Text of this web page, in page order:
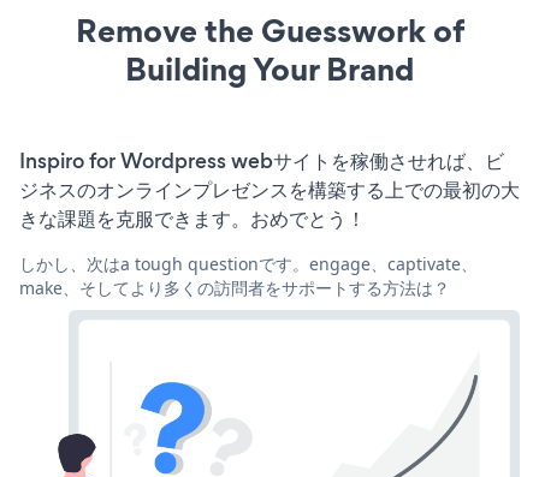
Remove the Guesswork of
Building Your Brand
Inspiro for Wordpress webサイトを稼働させれば、ビ
ジネスのオンラインプレゼンスを構築する上での最初の大
きな課題を克服できます。おめでとう！
しかし、次はa tough questionです。engage、captivate、
make、そしてより多くの訪問者をサポートする方法は？